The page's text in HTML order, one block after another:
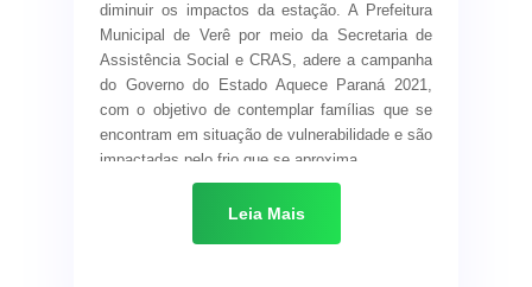
Restaurantes, bares e lanchonetes seguem o
horário até às 20h, com 50% do público, de
segunda à sábado, podendo atender 24 horas
na modalidade de entrega. Aos domingos,
apenas nos sistemas delivery e take away.
atender as regras de toque de recolher e de
funcionamento. Os serviços considerados
diminuir os impactos da estação. A Prefeitura
Municipal de Verê por meio da Secretaria de
Assistência Social e CRAS, adere a campanha
do Governo do Estado Aquece Paraná 2021,
com o objetivo de contemplar famílias que se
encontram em situação de vulnerabilidade e são
impactadas pelo frio que se aproxima.
Para alcançar o objetivo, as entidades
Leia Mais